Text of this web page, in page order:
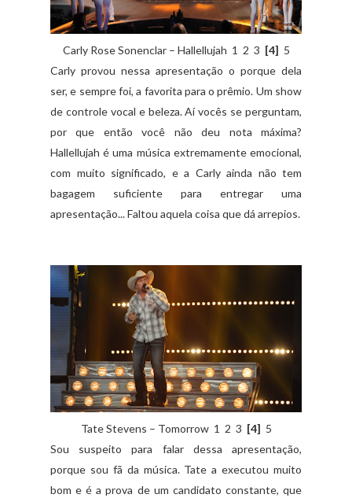
Carly Rose Sonenclar – Hallellujah 1 2 3 [4] 5
Carly provou nessa apresentação o porque dela
ser, e sempre foi, a favorita para o prêmio. Um show
de controle vocal e beleza. Aí vocês se perguntam,
por que então você não deu nota máxima?
Hallellujah é uma música extremamente emocional,
com muito significado, e a Carly ainda não tem
bagagem suficiente para entregar uma
apresentação... Faltou aquela coisa que dá arrepios.
Tate Stevens – Tomorrow 1 2 3 [4] 5
Sou suspeito para falar dessa apresentação,
porque sou fã da música. Tate a executou muito
bom e é a prova de um candidato constante, que